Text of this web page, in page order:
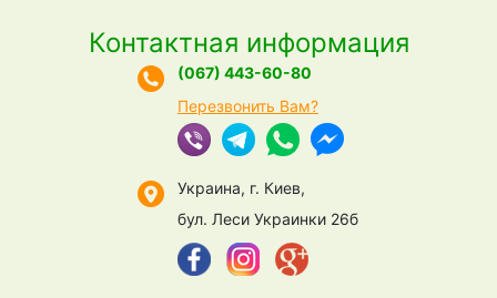
Контактная информация
(067) 443-60-80
Перезвонить Вам?
Украина, г. Киев,
бул. Леси Украинки 26б